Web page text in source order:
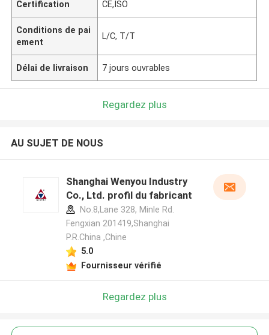
Certification CE,ISO
Conditions de pai
ement
L/C, T/T
Délai de livraison 7 jours ouvrables
Regardez plus
AU SUJET DE NOUS
Shanghai Wenyou Industry
Co., Ltd. profil du fabricant
No.8,Lane 328, Minle Rd.
Fengxian 201419,Shanghai
P.R.China ,Chine
5.0
Fournisseur vérifié
Regardez plus